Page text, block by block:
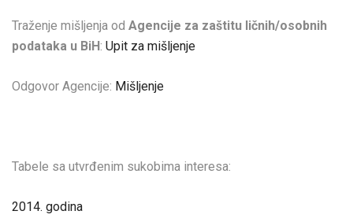
Traženje mišljenja od Agencije za zaštitu ličnih/osobnih
podataka u BiH: Upit za mišljenje
Odgovor Agencije: Mišljenje
Tabele sa utvrđenim sukobima interesa:
2014. godina